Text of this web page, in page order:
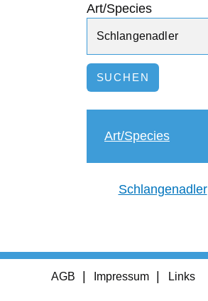
Art/Species
Art/Species
Schlangenadler
Footer
AGB Impressum Links